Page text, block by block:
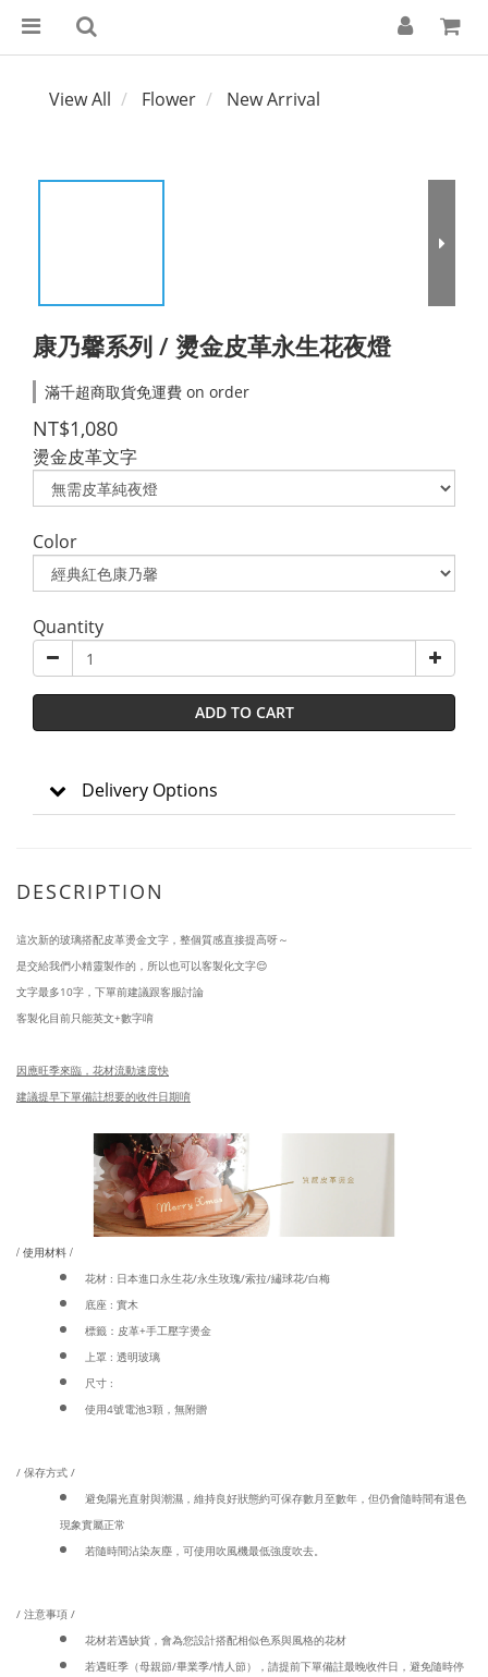
View All Flower New Arrival
康乃馨系列 / 燙金皮革永生花夜燈
滿千超商取貨免運費 on order
NT$1,080
燙金皮革文字
Color
Quantity
ADD TO CART
Delivery Options
DESCRIPTION
這次新的玻璃搭配皮革燙金文字，整個質感直接提高呀～
是交給我們小精靈製作的，所以也可以客製化文字😌
文字最多10字，下單前建議跟客服討論
客製化目前只能英文+數字唷
因應旺季來臨，花材流動速度快
建議提早下單備註想要的收件日期唷
/ 使用材料 /
花材 : 日本進口永生花/永生玫瑰/索拉/繡球花/白梅
底座 : 實木
標籤：皮革+手工壓字燙金
上罩 : 透明玻璃
尺寸 :
使用4號電池3顆，無附贈
/ 保存方式 /
避免陽光直射與潮濕，維持良好狀態約可保存數月至數年，但仍會隨時間有退色
現象實屬正常
若隨時間沾染灰塵，可使用吹風機最低強度吹去。
/ 注意事項 /
花材若遇缺貨，會為您設計搭配相似色系與風格的花材
若遇旺季（母親節/畢業季/情人節），請提前下單備註最晚收件日，避免隨時停